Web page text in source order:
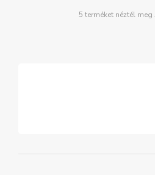
5 terméket néztél